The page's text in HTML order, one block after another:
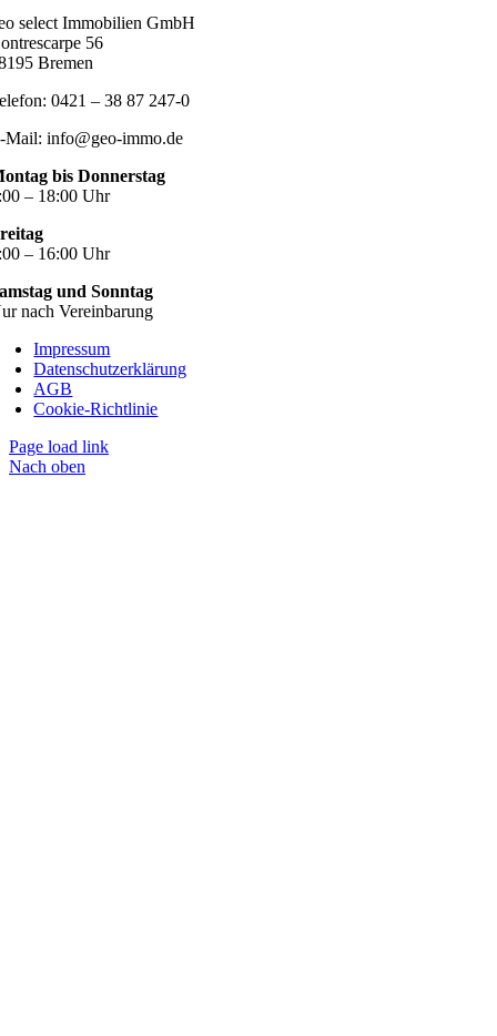
select Immobilien GmbH
56
Bremen
0421 – 38 87 247-0
Mail: info@geo-immo.de
bis Donnerstag
– 18:00 Uhr
– 16:00 Uhr
und Sonntag
nach Vereinbarung
Impressum
Datenschutzerklärung
AGB
Cookie-Richtlinie
Page load link
Nach oben